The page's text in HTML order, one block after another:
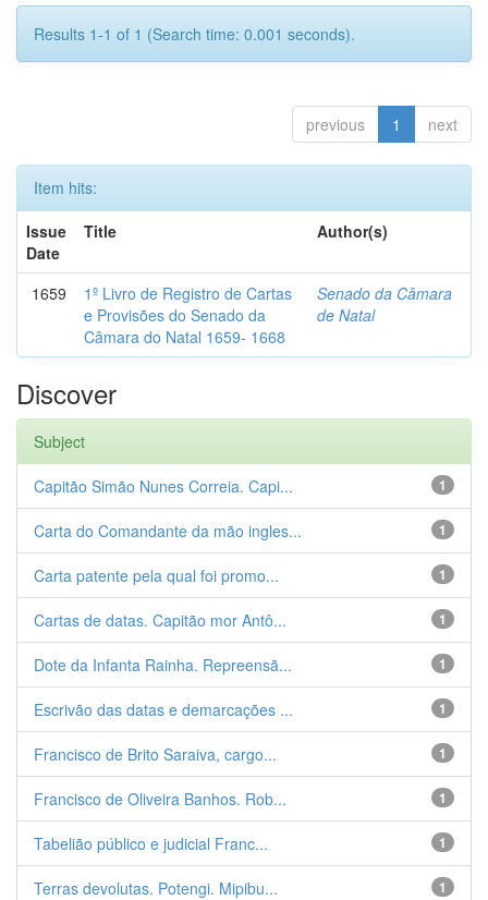
Results 1-1 of 1 (Search time: 0.001 seconds).
previous 1 next
Item hits:
Issue
Date
Title Author(s)
1659
1º Livro de Registro de Cartas
e Provisões do Senado da
Câmara do Natal 1659- 1668
Senado da Câmara
de Natal
Discover
Subject
1
Capitão Simão Nunes Correia. Capi...
1
Carta do Comandante da mão ingles...
1
Carta patente pela qual foi promo...
1
Cartas de datas. Capitão mor Antô...
1
Dote da Infanta Rainha. Repreensã...
1
Escrivão das datas e demarcações ...
1
Francisco de Brito Saraiva, cargo...
1
Francisco de Oliveira Banhos. Rob...
1
Tabelião público e judicial Franc...
1
Terras devolutas. Potengi. Mipibu...